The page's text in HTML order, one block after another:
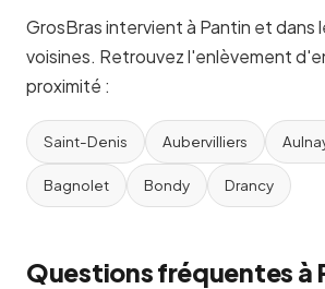
GrosBras intervient à Pantin et dans
voisines. Retrouvez l'enlèvement
proximité :
Saint-Denis Aubervilliers
Bagnolet Bondy Drancy
Questions fréquentes à